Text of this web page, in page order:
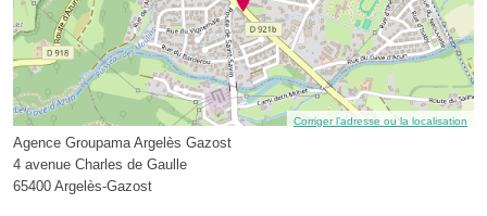
Corriger l’adresse ou la localisation
Agence Groupama Argelès Gazost
4 avenue Charles de Gaulle
65400 Argelès-Gazost